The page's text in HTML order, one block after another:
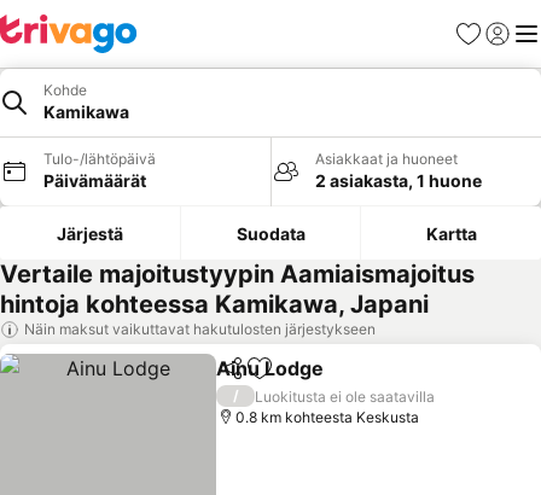
Suosikit
Kohde
Kamikawa
Tulo-/lähtöpäivä
Päivämäärät
Asiakkaat ja huoneet
2 asiakasta, 1 huone
Järjestä Suodata Kartta
Vertaile majoitustyypin Aamiaismajoitus
hintoja kohteessa Kamikawa, Japani
Näin maksut vaikuttavat hakutulosten järjestykseen
Jaa Lisää suosikkeihin
Ainu Lodge
/
Luokitusta ei ole saatavilla
0.8 km kohteesta Keskusta